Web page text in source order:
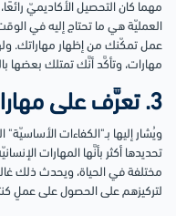
مهما كان التحصيل الأكاديميّ
العمليّة هي ما تحتاج إليه في
عمل تمكّنك من إظهار مهاراتك.
مهارات، وتأكَّد أنَّك تمتلك بعضها
3. تعرَّف على مهارات سوق العمل المطلوبة
ويُشار إليها بـ"الكفاءات
تحديدها أكثر بأنَّها المهارات
مختلفة في الحياة، ويحدث ذلك
لتركيزهم على الحصول على عملٍ